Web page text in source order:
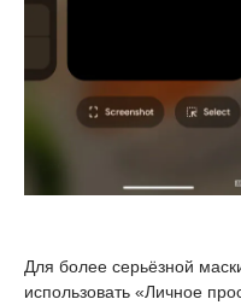
Для более серьёзной
использовать «Личное